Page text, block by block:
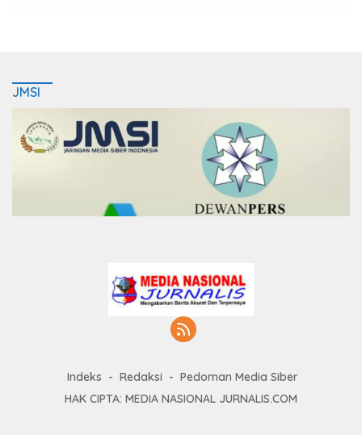
JMSI
Indeks Redaksi
Pedoman Media Siber
HAK CIPTA: MEDIA NASIONAL JURNALIS.COM